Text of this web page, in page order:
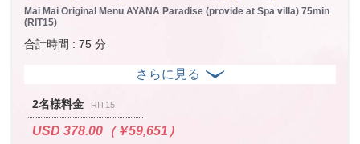
Mai Mai Original Menu AYANA Paradise (provide at Spa villa) 75min
(RIT15)
合計時間 : 75 分
2名様料金 RIT15
USD 378.00（￥59,651）